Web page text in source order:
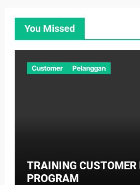
You Missed
Customer Pelanggan
TRAINING CUSTOMER
PROGRAM